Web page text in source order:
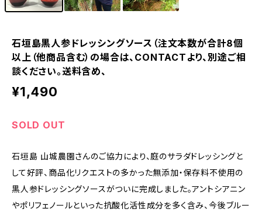
石垣島黒人参ドレッシングソース（注文本数が合計8個
以上（他商品含む）の場合は、CONTACTより、別途ご相
談ください。送料含め、
¥1,490
SOLD OUT
石垣島 山城農園さんのご協力により、庭のサラダドレッシングと
して好評、商品化リクエストの多かった無添加・保存料不使用の
黒人参ドレッシングソースがついに完成しました。アントシアニン
やポリフェノールといった抗酸化活性成分を多く含み、今後ブルー